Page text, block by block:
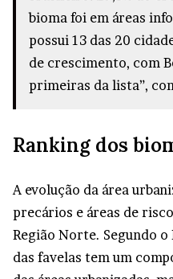
bioma foi em áreas
possui 13 das 20
de crescimento, com
primeiras da lista”,
Ranking dos
A evolução da área
precários e áreas de
Região Norte. Segundo
das favelas tem um